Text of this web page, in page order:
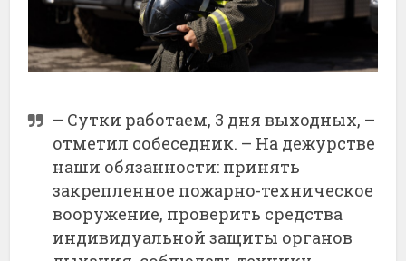
– Сутки работаем, 3 дня выходных, –
отметил собеседник. – На дежурстве
наши обязанности: принять
закрепленное пожарно-техническое
вооружение, проверить средства
индивидуальной защиты органов